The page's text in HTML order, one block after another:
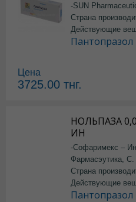
-SUN
Страна
Действующие
Пантопразол
Цена
3725.00 тнг.
НОЛЬПАЗА
ИН
-Софаримекс –
Фармасэутика,
Страна
Действующие
Пантопразол